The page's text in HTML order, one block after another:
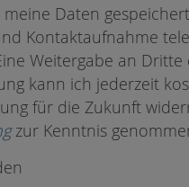
Daten
Kontaktaufnahme
Weitergabe an Dritte
kann ich jederzeit
für die Zukunft
zur Kenntnis